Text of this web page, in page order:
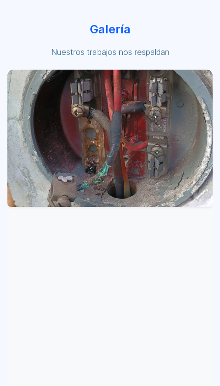
Galería
Nuestros trabajos nos respaldan